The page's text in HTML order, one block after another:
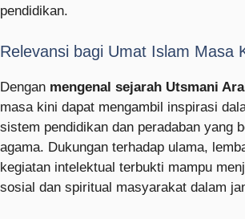
pendidikan.
Relevansi bagi Umat Islam Masa
Dengan mengenal sejarah Utsmani
masa kini dapat mengambil inspirasi
sistem pendidikan dan peradaban yang
agama. Dukungan terhadap ulama,
kegiatan intelektual terbukti mampu
sosial dan spiritual masyarakat dalam